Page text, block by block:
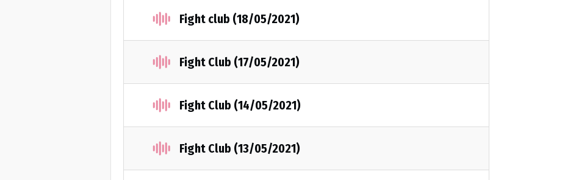
Fight club (18/05/2021)
Fight Club (17/05/2021)
Fight Club (14/05/2021)
Fight Club (13/05/2021)